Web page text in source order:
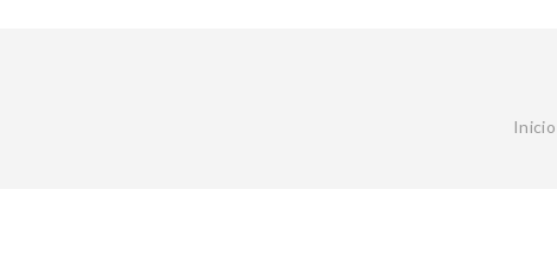
Inicio